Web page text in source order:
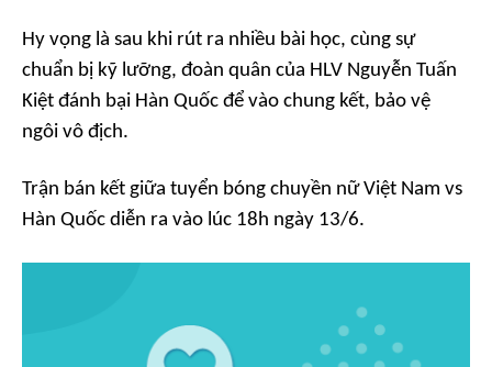
Hy vọng là sau khi rút ra nhiều bài học, cùng sự
chuẩn bị kỹ lưỡng, đoàn quân của HLV Nguyễn Tuấn
Kiệt đánh bại Hàn Quốc để vào chung kết, bảo vệ
ngôi vô địch.
Trận bán kết giữa tuyển bóng chuyền nữ Việt Nam vs
Hàn Quốc diễn ra vào lúc 18h ngày 13/6.